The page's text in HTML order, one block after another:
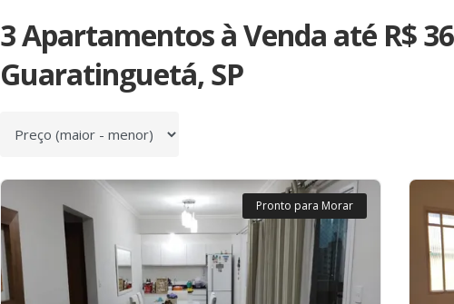
3 Apartamentos à Venda até R$
Guaratinguetá, SP
Ordenar por
Pronto para Morar